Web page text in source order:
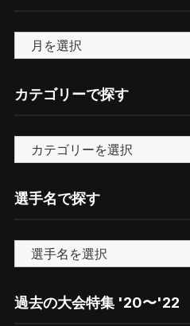
ッ
ク
ナ
カテゴリーで探す
テ
ゴ
リ
す
選手名で探す
過去の大会特集 '20〜'22